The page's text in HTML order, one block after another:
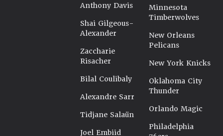
Anthony Davis
Shai Gilgeous-
Alexander
Zaccharie
Risacher
Bilal Coulibaly
Alexandre Sarr
Tidjane Salaün
Joel Embiid
Minnesota
Timberwolves
New Orleans
Pelicans
New York Knicks
Oklahoma City
Thunder
Orlando Magic
Philadelphia